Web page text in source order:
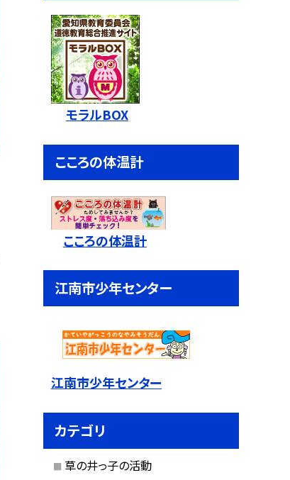
モラルBOX
こころの体温計
こころの体温計
江南市少年センター
江南市少年センター
カテゴリ
草の井っ子の活動